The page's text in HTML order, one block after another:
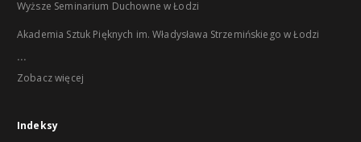
Wyższe Seminarium Duchowne w Łodzi
Akademia Sztuk Pięknych im. Władysława Strzemińskiego w Łodzi
...
Zobacz więcej
Indeksy